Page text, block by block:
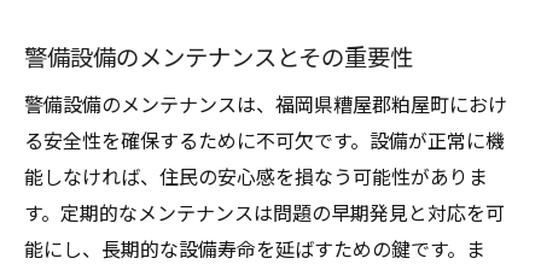
警備設備のメンテナンスとその重要性
警備設備のメンテナンスは、福岡県糟屋郡粕屋町におけ
る安全性を確保するために不可欠です。設備が正常に機
能しなければ、住民の安心感を損なう可能性がありま
す。定期的なメンテナンスは問題の早期発見と対応を可
能にし、長期的な設備寿命を延ばすための鍵です。ま